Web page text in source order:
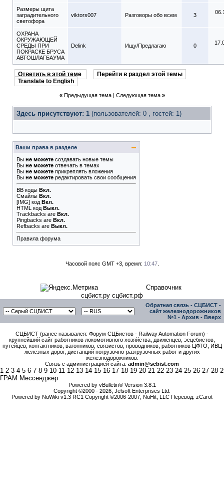
Размеры щита
заградительного
светофора
viktors007 Разговоры обо всем 3
ОХРАНА
ОКРУЖАЮЩЕЙ
СРЕДЫ ПРИ
ПОКРАСКЕ БРУСА
АВТОШЛАГБАУМА
Delink Ищу/Предлагаю 0
Ответить в этой теме
Перейти в раздел этой темы
Translate to English
« Предыдущая тема| Следующая тема »
Здесь присутствуют: 1 (пользователей: 0 , гостей: 1)
Ваши права в разделе
Вы не можете создавать новые темы
Вы не можете отвечать в темах
Вы не можете прикреплять вложения
Вы не можете редактировать свои сообщения
BB коды Вкл.
Смайлы Вкл.
[IMG] код Вкл.
HTML код Выкл.
Trackbacks are Вкл.
Pingbacks are Вкл.
Refbacks are Выкл.
Правила форума
Часовой пояс GMT +3, время: 10:47.
Справочник
сцбист.ру сцбист.рф
Обратная связь - СЦБИСТ -
сайт железнодорожников
№1 - Архив - Вверх
СЦБИСТ (ранее назывался: Форум СЦБистов - Railway Automation Forum) -
крупнейший сайт работников локомотивного хозяйства, движенцев, эсцебистов,
путейцев, контактников, вагонников, связистов, проводников, работников ЦФТО, ИВЦ
железных дорог, дистанций погрузочно-разгрузочных работ и других
железнодорожников.
Связь с администрацией сайта: admin@scbist.com
1 2 3 4 5 6 7 8 9 10 11 12 13 14 15 16 17 18 19 20 21 22 23 24 25 26 27 28
ГРАМ Мессенджер
Powered by vBulletin® Version 3.8.1
Copyright ©2000 - 2026, Jelsoft Enterprises Ltd.
Powered by NuWiki v1.3 RC1 Copyright ©2006-2007, NuHit, LLC Перевод: zCarot